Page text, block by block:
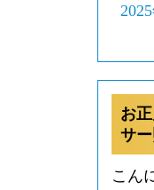
お
サ
こん